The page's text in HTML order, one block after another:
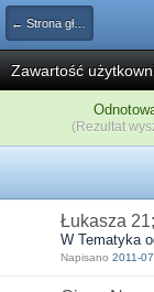
← Strona główna
Zawartość
(Rezultat
Łukasza
W Tematyka
Napisano 2011-